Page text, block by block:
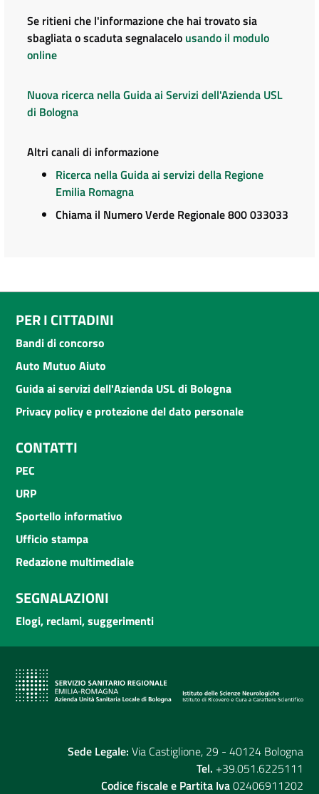
Se ritieni che l'informazione che hai trovato sia
sbagliata o scaduta segnalacelo usando il modulo
online
Nuova ricerca nella Guida ai Servizi dell'Azienda USL
di Bologna
Altri canali di informazione
Ricerca nella Guida ai servizi della Regione
Emilia Romagna
Chiama il Numero Verde Regionale 800 033033
PER I CITTADINI
Bandi di concorso
Auto Mutuo Aiuto
Guida ai servizi dell'Azienda USL di Bologna
Privacy policy e protezione del dato personale
CONTATTI
PEC
URP
Sportello informativo
Ufficio stampa
Redazione multimediale
SEGNALAZIONI
Elogi, reclami, suggerimenti
Sede Legale: Via Castiglione, 29 - 40124 Bologna
Tel. +39.051.6225111
Codice fiscale e Partita Iva02406911202